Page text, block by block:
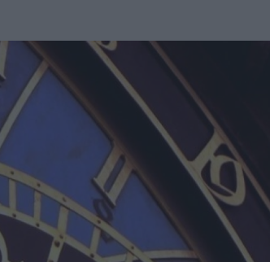
Χωρίς Ταμπέλες
Market News